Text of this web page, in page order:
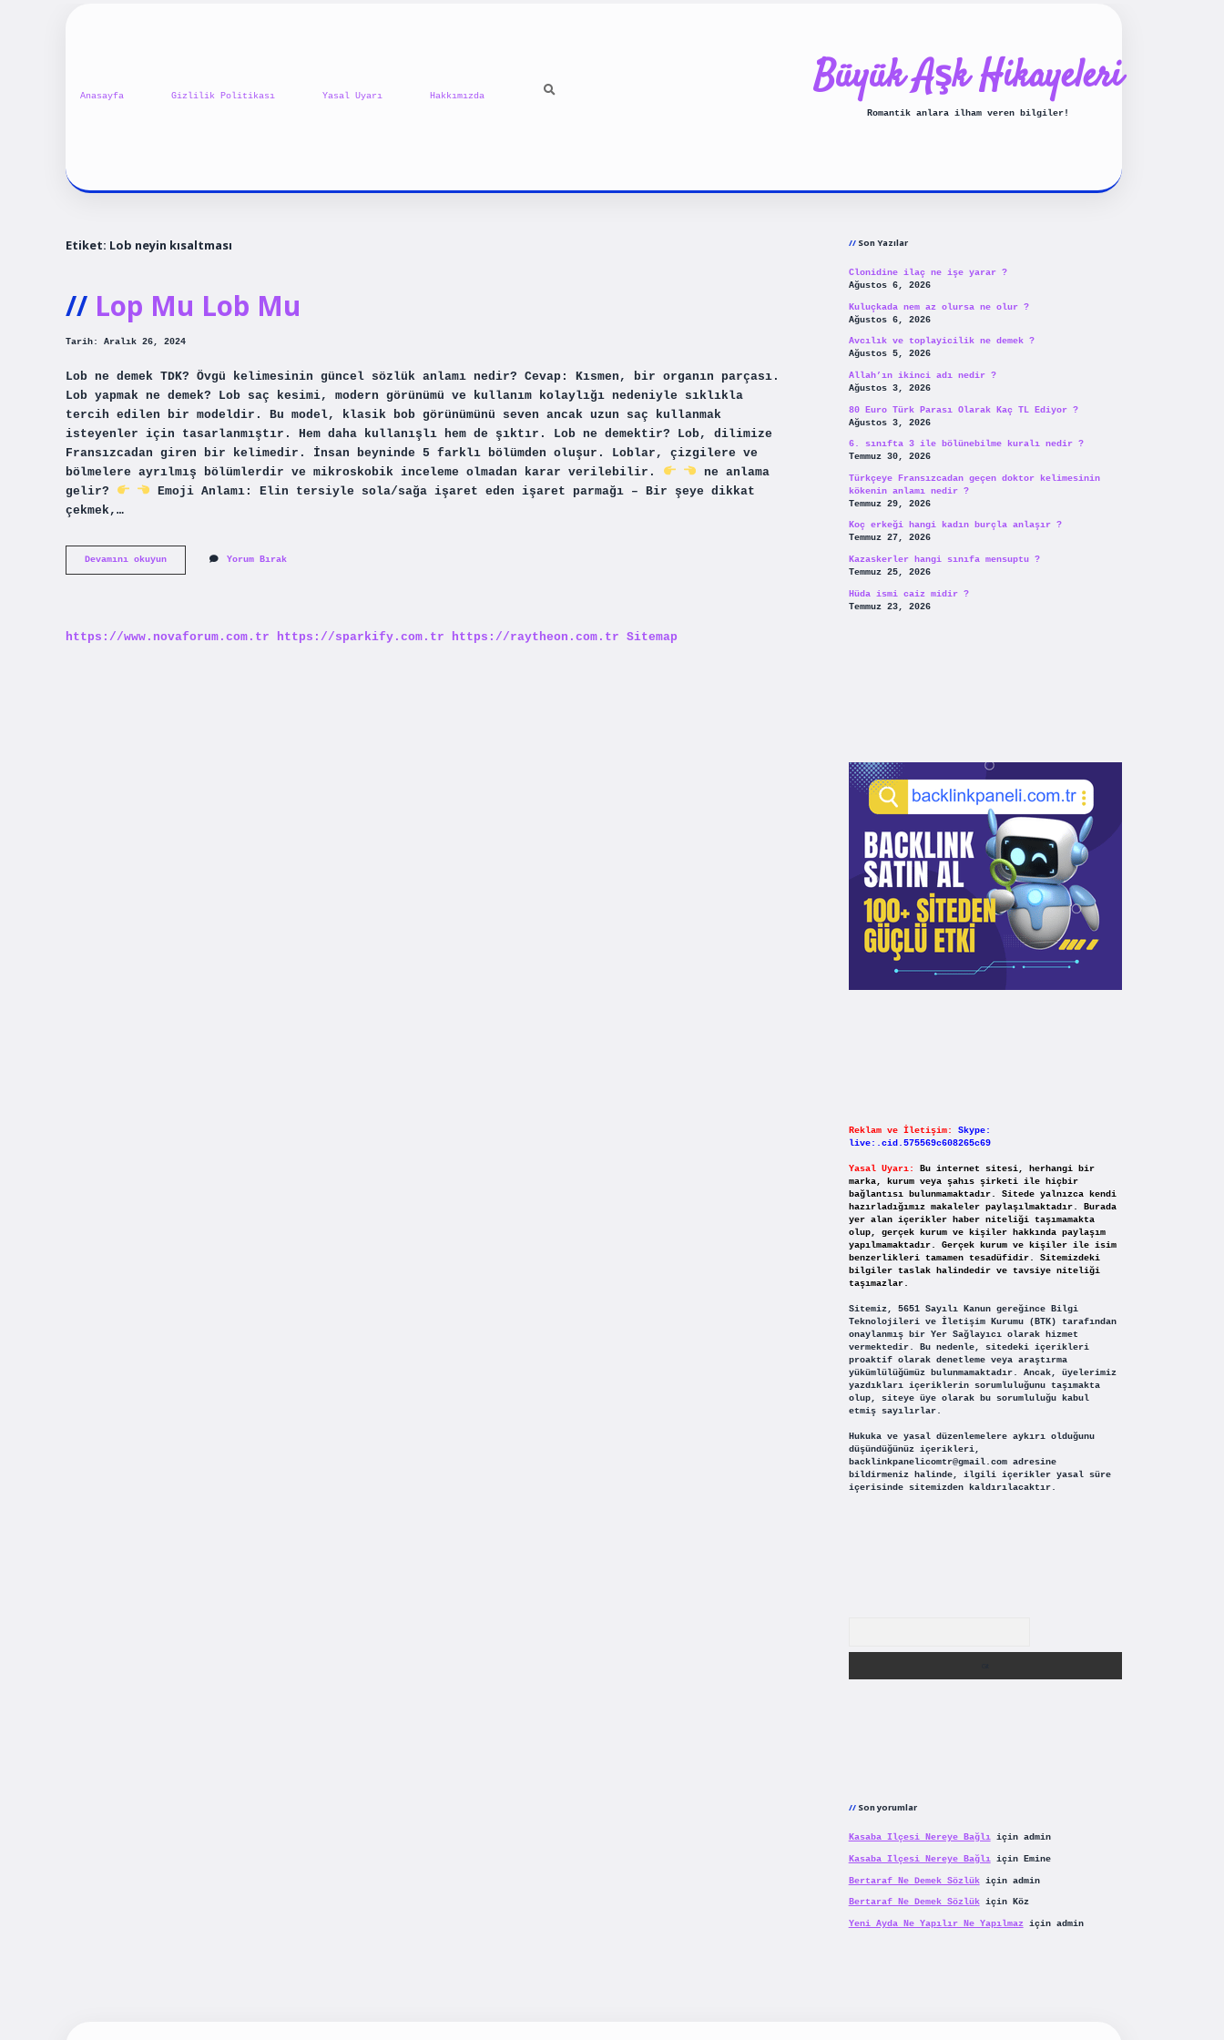
Anasayfa Gizlilik Politikası Yasal Uyarı Hakkımızda Büyük Aşk Hikayeleri
Romantik anlara ilham veren bilgiler!
Etiket: Lob neyin kısaltması
Lop Mu Lob Mu
Tarih: Aralık 26, 2024
Lob ne demek TDK? Övgü kelimesinin güncel sözlük anlamı nedir? Cevap: Kısmen, bir organın parçası.
Lob yapmak ne demek? Lob saç kesimi, modern görünümü ve kullanım kolaylığı nedeniyle sıklıkla
tercih edilen bir modeldir. Bu model, klasik bob görünümünü seven ancak uzun saç kullanmak
isteyenler için tasarlanmıştır. Hem daha kullanışlı hem de şıktır. Lob ne demektir? Lob, dilimize
Fransızcadan giren bir kelimedir. İnsan beyninde 5 farklı bölümden oluşur. Loblar, çizgilere ve
bölmelere ayrılmış bölümlerdir ve mikroskobik inceleme olmadan karar verilebilir.
ne anlama
gelir?
Emoji Anlamı: Elin tersiyle sola/sağa işaret eden işaret parmağı – Bir şeye dikkat
çekmek,…
Devamını okuyunLop
Mu
Yorum Bırak
https://www.novaforum.com.tr https://sparkify.com.tr https://raytheon.com.tr Sitemap
Son Yazılar
Clonidine ilaç ne işe yarar ?
Ağustos 6, 2026
Kuluçkada nem az olursa ne olur ?
Ağustos 6, 2026
Avcılık ve toplayicilik ne demek ?
Ağustos 5, 2026
Allah’ın ikinci adı nedir ?
Ağustos 3, 2026
80 Euro Türk Parası Olarak Kaç TL Ediyor ?
Ağustos 3, 2026
6. sınıfta 3 ile bölünebilme kuralı nedir ?
Temmuz 30, 2026
Türkçeye Fransızcadan geçen doktor kelimesinin
kökenin anlamı nedir ?
Temmuz 29, 2026
Koç erkeği hangi kadın burçla anlaşır ?
Temmuz 27, 2026
Kazaskerler hangi sınıfa mensuptu ?
Temmuz 25, 2026
Hüda ismi caiz midir ?
Temmuz 23, 2026
Reklam ve İletişim:
Skype:
live:.cid.575569c608265c69
Yasal Uyarı:
Bu internet sitesi, herhangi bir
marka, kurum veya şahıs şirketi ile hiçbir
bağlantısı bulunmamaktadır. Sitede yalnızca kendi
hazırladığımız makaleler paylaşılmaktadır. Burada
yer alan içerikler haber niteliği taşımamakta
olup, gerçek kurum ve kişiler hakkında paylaşım
yapılmamaktadır. Gerçek kurum ve kişiler ile isim
benzerlikleri tamamen tesadüfidir. Sitemizdeki
bilgiler taslak halindedir ve tavsiye niteliği
taşımazlar.
Sitemiz, 5651 Sayılı Kanun gereğince Bilgi
Teknolojileri ve İletişim Kurumu (BTK) tarafından
onaylanmış bir Yer Sağlayıcı olarak hizmet
vermektedir. Bu nedenle, sitedeki içerikleri
proaktif olarak denetleme veya araştırma
yükümlülüğümüz bulunmamaktadır. Ancak, üyelerimiz
yazdıkları içeriklerin sorumluluğunu taşımakta
olup, siteye üye olarak bu sorumluluğu kabul
etmiş sayılırlar.
Hukuka ve yasal düzenlemelere aykırı olduğunu
düşündüğünüz içerikleri,
backlinkpanelicomtr@gmail.comadresine
bildirmeniz halinde, ilgili içerikler yasal süre
içerisinde sitemizden kaldırılacaktır.
Son yorumlar
Kasaba Ilçesi Nereye Bağlıiçin admin
Kasaba Ilçesi Nereye Bağlıiçin Emine
Bertaraf Ne Demek Sözlükiçin admin
Bertaraf Ne Demek Sözlükiçin Köz
Yeni Ayda Ne Yapılır Ne Yapılmaziçin admin